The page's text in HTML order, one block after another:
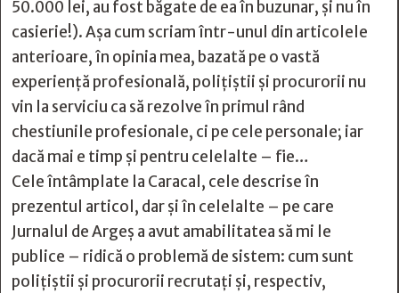
50.000 lei, au fost băgate de ea în buzunar, și nu în
casierie!). Așa cum scriam într-unul din articolele
anterioare, în opinia mea, bazată pe o vastă
experienţă profesională, polițiștii și procurorii nu
vin la serviciu ca să rezolve în primul rând
chestiunile profesionale, ci pe cele personale; iar
dacă mai e timp şi pentru celelalte – fie…
Cele întâmplate la Caracal, cele descrise în
prezentul articol, dar și în celelalte – pe care
Jurnalul de Argeş a avut amabilitatea să mi le
publice – ridică o problemă de sistem: cum sunt
polițiştii și procurorii recrutaţi şi, respectiv,